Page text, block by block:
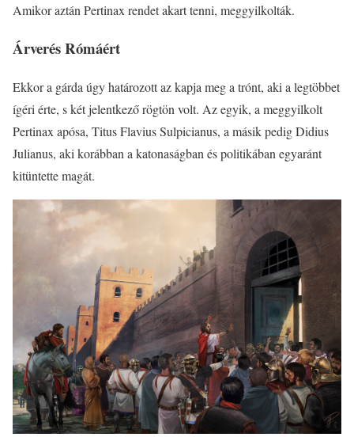
Amikor aztán Pertinax rendet akart tenni, meggyilkolták.
Árverés Rómáért
Ekkor a gárda úgy határozott az kapja meg a trónt, aki a legtöbbet
ígéri érte, s két jelentkező rögtön volt. Az egyik, a meggyilkolt
Pertinax apósa, Titus Flavius Sulpicianus, a másik pedig Didius
Julianus, aki korábban a katonaságban és politikában egyaránt
kitüntette magát.